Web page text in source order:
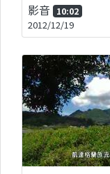
影音 10:02
2012/12/19